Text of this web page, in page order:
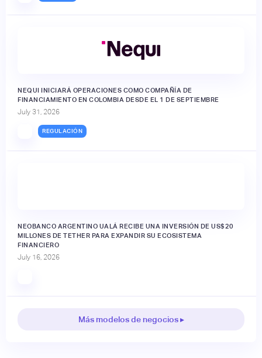
NEQUI INICIARÁ OPERACIONES COMO COMPAÑÍA DE
FINANCIAMIENTO EN COLOMBIA DESDE EL 1 DE SEPTIEMBRE
July 31, 2026
REGULACIÓN
NEOBANCO ARGENTINO UALÁ RECIBE UNA INVERSIÓN DE US$20
MILLONES DE TETHER PARA EXPANDIR SU ECOSISTEMA
FINANCIERO
July 16, 2026
Más modelos de negocios ▸